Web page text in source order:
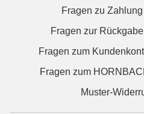
Fragen zu
Fragen zur
Fragen zum
Fragen zum
Muster-